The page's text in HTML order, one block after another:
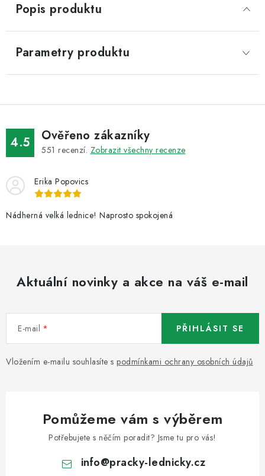
Popis produktu
Parametry produktu
4.5 Ověřeno zákazníky
551 recenzí. Zobrazit všechny recenze
Erika Popovics
Nádherná velká lednice! Naprosto spokojená
Aktuální novinky a akce na váš e-mail
E-mail
Vložením e-mailu souhlasíte s podmínkami ochrany osobních údajů
PŘIHLÁSIT SE
Pomůžeme vám s výběrem
Potřebujete s něčím poradit? Jsme tu pro vás!
info@pracky-lednicky.cz